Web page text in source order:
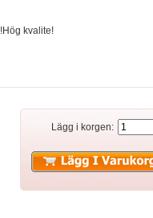
kvalite!
Lägg i korgen: